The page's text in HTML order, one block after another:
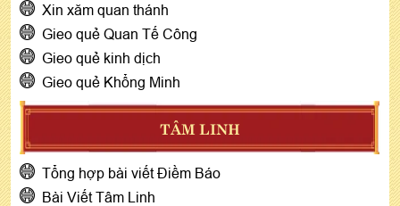
Xin xăm quan thánh
Gieo quẻ Quan Tế Công
Gieo quẻ kinh dịch
Gieo quẻ Khổng Minh
TÂM LINH
Tổng hợp bài viết Điềm Báo
Bài Viết Tâm Linh